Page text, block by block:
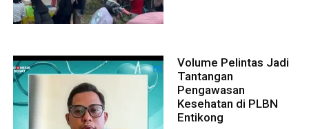
Volume Pelintas Jadi
Tantangan
Pengawasan
Kesehatan di PLBN
Entikong